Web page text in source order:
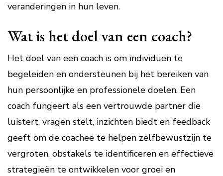
veranderingen in hun leven.
Wat is het doel van een coach?
Het doel van een coach is om individuen te
begeleiden en ondersteunen bij het bereiken van
hun persoonlijke en professionele doelen. Een
coach fungeert als een vertrouwde partner die
luistert, vragen stelt, inzichten biedt en feedback
geeft om de coachee te helpen zelfbewustzijn te
vergroten, obstakels te identificeren en effectieve
strategieën te ontwikkelen voor groei en